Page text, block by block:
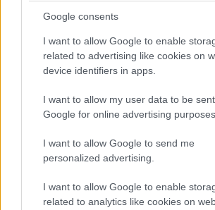
Google consents
I want to allow Google to enable
related to advertising like cookies on
device identifiers in apps.
I want to allow my user data to be
Google for online advertising purposes.
I want to allow Google to send me
personalized advertising.
I want to allow Google to enable
related to analytics like cookies on
E-PTOLEMEOS TEAM
26 ΑΥΓΟΎΣΤΟΥ 2023, 5:34 ΜΜ - ΕΝΗΜΕΡΏΘΗΚΕ ΣΤΙΣ 3
ΠΕΡΙΣΣΌΤΕΡΑ DETAILS